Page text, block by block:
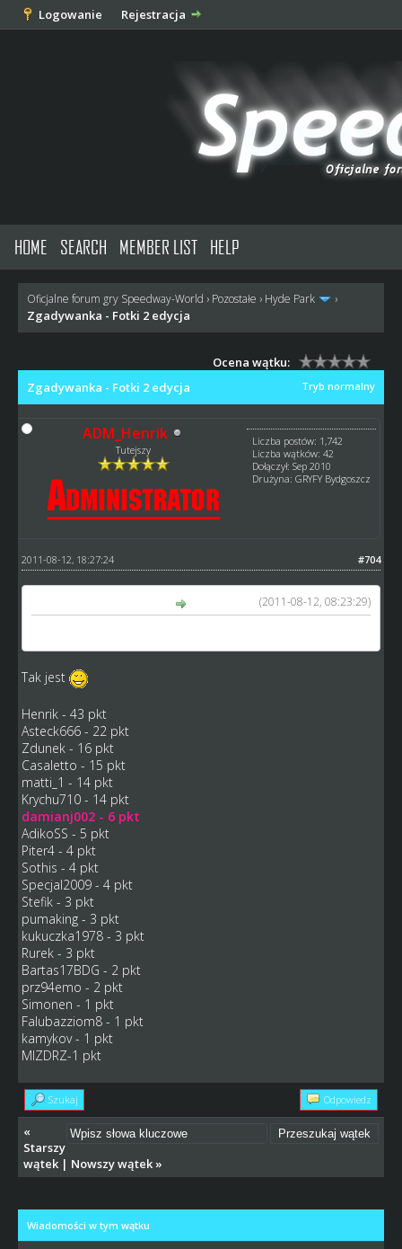
Logowanie Rejestracja
HOME SEARCH MEMBER LIST HELP
Oficjalne forum gry Speedway-World › Pozostałe › Hyde Park ›
Zgadywanka - Fotki 2 edycja
Ocena wątku:
Tryb normalny
Zgadywanka - Fotki 2 edycja
ADM_Henrik
Tutejszy
Liczba postów: 1,742
Liczba wątków: 42
Dołączył: Sep 2010
Drużyna: GRYFY Bydgoszcz
#704
2011-08-12, 18:27:24
(2011-08-12, 08:23:29)
Tak jest
Henrik - 43 pkt
Asteck666 - 22 pkt
Zdunek - 16 pkt
Casaletto - 15 pkt
matti_1 - 14 pkt
Krychu710 - 14 pkt
damianj002 - 6 pkt
AdikoSS - 5 pkt
Piter4 - 4 pkt
Sothis - 4 pkt
Specjal2009 - 4 pkt
Stefik - 3 pkt
pumaking - 3 pkt
kukuczka1978 - 3 pkt
Rurek - 3 pkt
Bartas17BDG - 2 pkt
prz94emo - 2 pkt
Simonen - 1 pkt
Falubazziom8 - 1 pkt
kamykov - 1 pkt
MIZDRZ-1 pkt
Szukaj Odpowiedz
«
Starszy
wątek| Nowszy wątek»
Wiadomości w tym wątku